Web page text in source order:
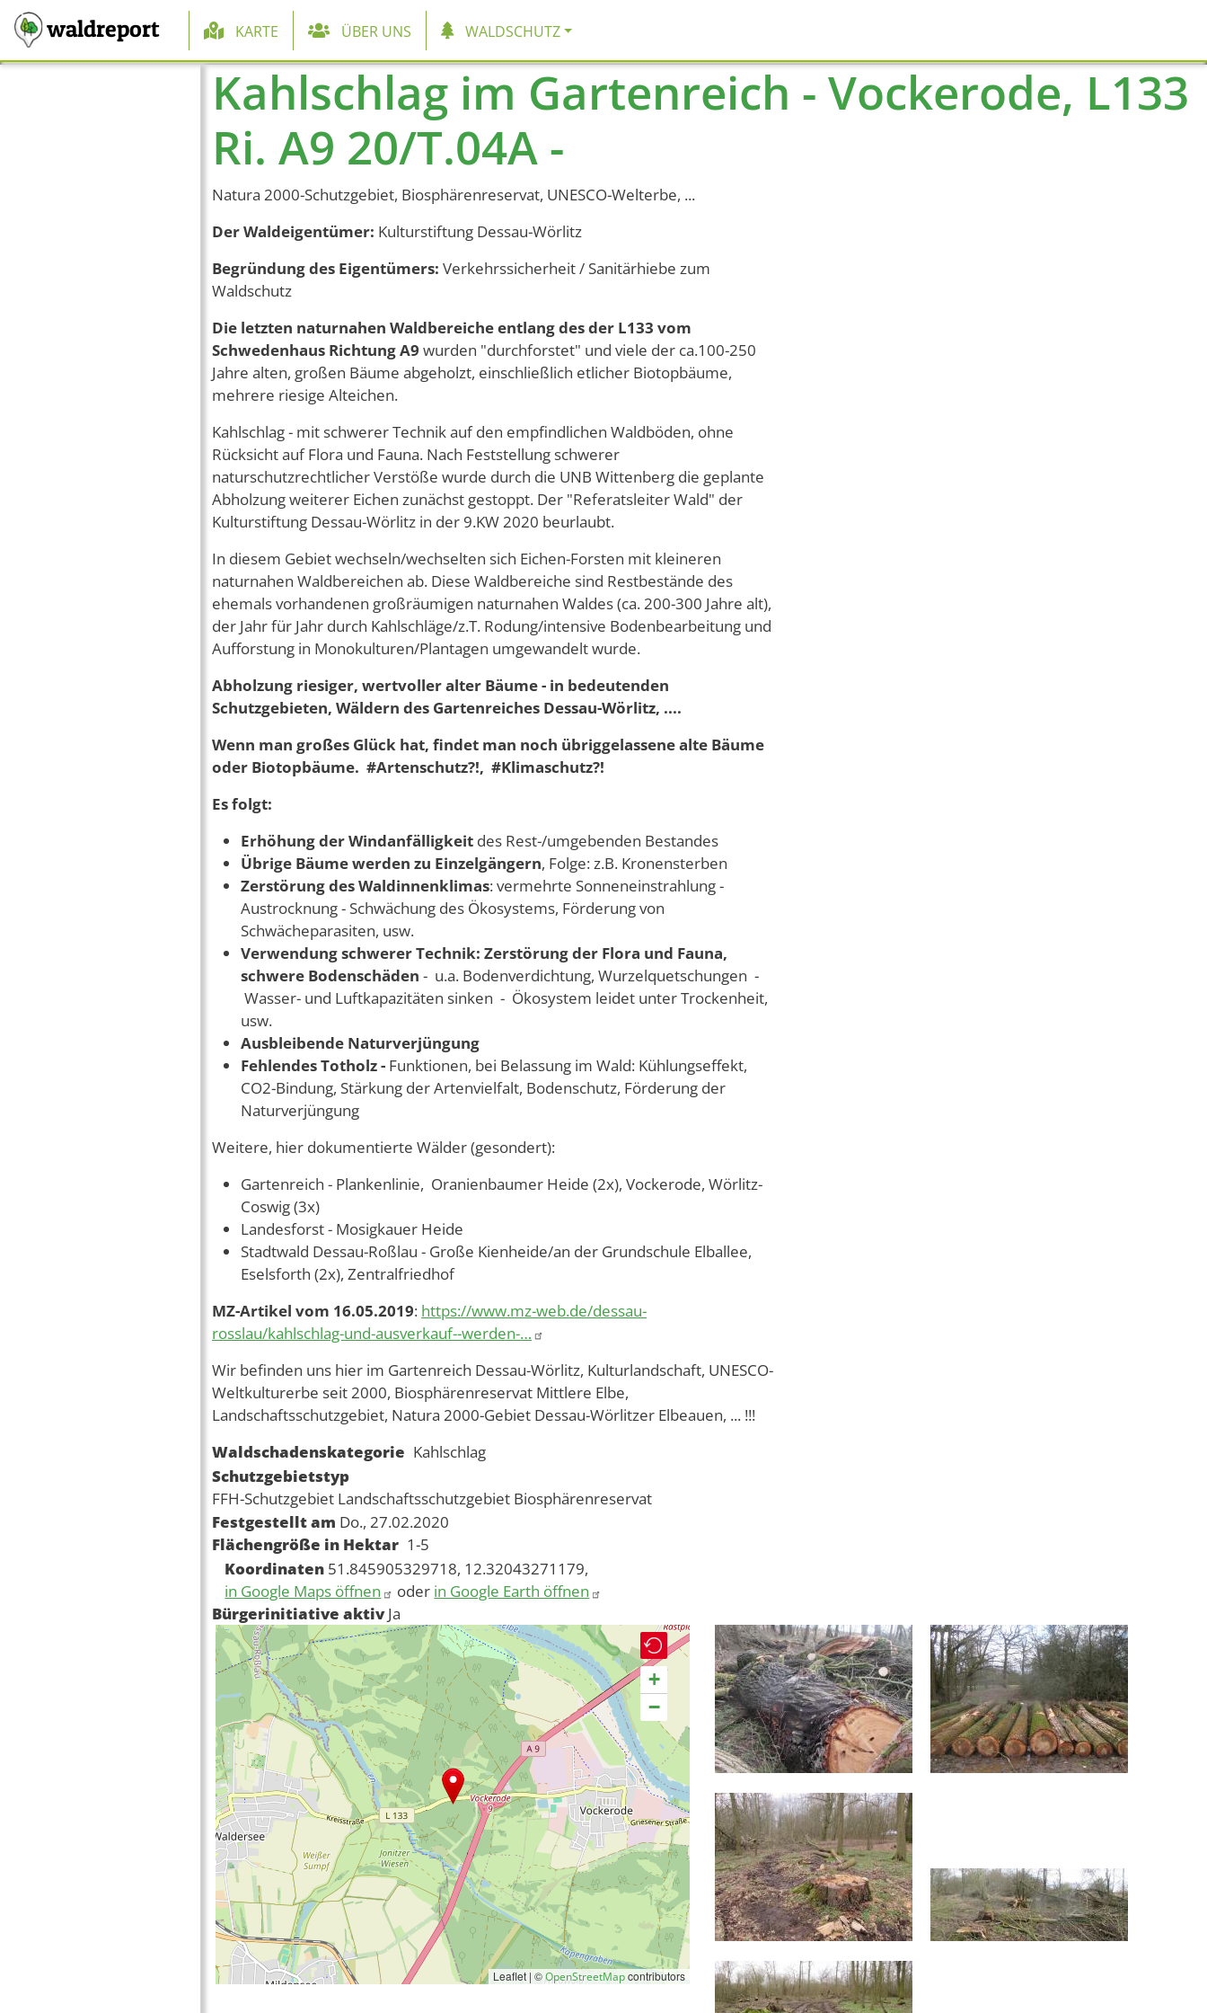
waldreport Hauptnavigation
KARTE ÜBER UNS WALDSCHUTZ
Kahlschlag im Gartenreich - Vockerode, L133
Ri. A9 20/T.04A -
Natura 2000-Schutzgebiet, Biosphärenreservat, UNESCO-Welterbe, ...
Der Waldeigentümer: Kulturstiftung Dessau-Wörlitz
Begründung des Eigentümers: Verkehrssicherheit / Sanitärhiebe zum
Waldschutz
Die letzten naturnahen Waldbereiche entlang des der L133 vom
Schwedenhaus Richtung A9 wurden "durchforstet" und viele der ca.100-250
Jahre alten, großen Bäume abgeholzt, einschließlich etlicher Biotopbäume,
mehrere riesige Alteichen.
Kahlschlag - mit schwerer Technik auf den empfindlichen Waldböden, ohne
Rücksicht auf Flora und Fauna. Nach Feststellung schwerer
naturschutzrechtlicher Verstöße wurde durch die UNB Wittenberg die geplante
Abholzung weiterer Eichen zunächst gestoppt. Der "Referatsleiter Wald" der
Kulturstiftung Dessau-Wörlitz in der 9.KW 2020 beurlaubt.
In diesem Gebiet wechseln/wechselten sich Eichen-Forsten mit kleineren
naturnahen Waldbereichen ab. Diese Waldbereiche sind Restbestände des
ehemals vorhandenen großräumigen naturnahen Waldes (ca. 200-300 Jahre alt),
der Jahr für Jahr durch Kahlschläge/z.T. Rodung/intensive Bodenbearbeitung und
Aufforstung in Monokulturen/Plantagen umgewandelt wurde.
Abholzung riesiger, wertvoller alter Bäume - in bedeutenden
Schutzgebieten, Wäldern des Gartenreiches Dessau-Wörlitz, ....
Wenn man großes Glück hat, findet man noch übriggelassene alte Bäume
oder Biotopbäume. #Artenschutz?!, #Klimaschutz?!
Es folgt:
Erhöhung der Windanfälligkeit des Rest-/umgebenden Bestandes
Übrige Bäume werden zu Einzelgängern, Folge: z.B. Kronensterben
Zerstörung des Waldinnenklimas: vermehrte Sonneneinstrahlung -
Austrocknung - Schwächung des Ökosystems, Förderung von
Schwächeparasiten, usw.
Verwendung schwerer Technik: Zerstörung der Flora und Fauna,
schwere Bodenschäden - u.a. Bodenverdichtung, Wurzelquetschungen -
Wasser- und Luftkapazitäten sinken - Ökosystem leidet unter Trockenheit,
usw.
Ausbleibende Naturverjüngung
Fehlendes Totholz - Funktionen, bei Belassung im Wald: Kühlungseffekt,
CO2-Bindung, Stärkung der Artenvielfalt, Bodenschutz, Förderung der
Naturverjüngung
Weitere, hier dokumentierte Wälder (gesondert):
Gartenreich - Plankenlinie, Oranienbaumer Heide (2x), Vockerode, Wörlitz-
Coswig (3x)
Landesforst - Mosigkauer Heide
Stadtwald Dessau-Roßlau - Große Kienheide/an der Grundschule Elballee,
Eselsforth (2x), Zentralfriedhof
MZ-Artikel vom 16.05.2019: https://www.mz-web.de/dessau-
rosslau/kahlschlag-und-ausverkauf--werden-…
Wir befinden uns hier im Gartenreich Dessau-Wörlitz, Kulturlandschaft, UNESCO-
Weltkulturerbe seit 2000, Biosphärenreservat Mittlere Elbe,
Landschaftsschutzgebiet, Natura 2000-Gebiet Dessau-Wörlitzer Elbeauen, ... !!!
Waldschadenskategorie Kahlschlag
Schutzgebietstyp
FFH-Schutzgebiet Landschaftsschutzgebiet Biosphärenreservat
Festgestellt am Do., 27.02.2020
Flächengröße in Hektar 1-5
Koordinaten 51.845905329718, 12.32043271179,
in Google Maps öffnen
oder in Google Earth öffnen
Bürgerinitiative aktiv Ja
+
−
Leaflet | ©OpenStreetMapcontributors